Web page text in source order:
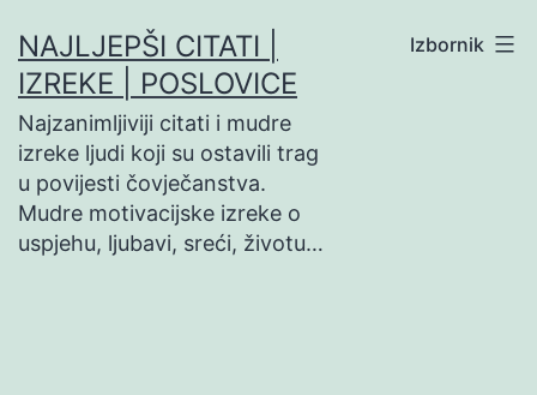
na
sadržaj
NAJLJEPŠI CITATI |
IZREKE | POSLOVICE
Najzanimljiviji citati i mudre
izreke ljudi koji su ostavili trag
u povijesti čovječanstva.
Mudre motivacijske izreke o
uspjehu, ljubavi, sreći, životu…
Izbornik